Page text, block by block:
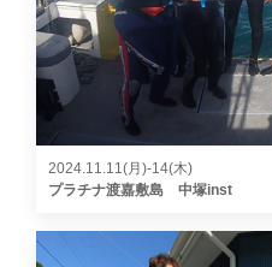
2024.11.11(月)-14(木)
プラチナ渡嘉敷島 中塚inst